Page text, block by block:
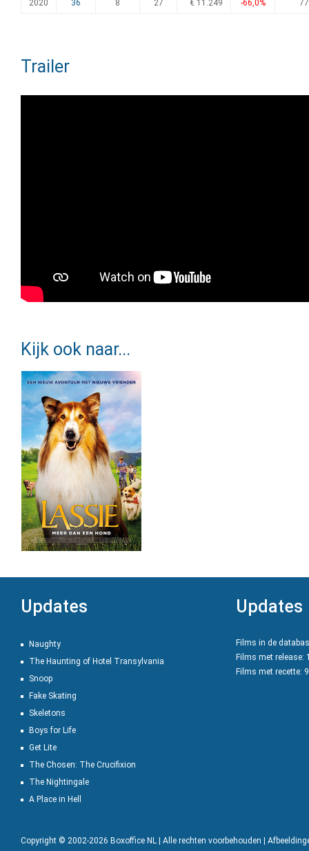
2020 36 8 27 € 11.249 -66,0% 77
Trailer
Kijk ook naar...
Updates
Naughty
The Haunting of Hotel Transylvania
Snoop
Fake Skating
Skeletons
Boys for Life
Get Lite
The Chosen: The Crucifixion
The Nightingale
A Place in Hell
Updates
Films in de
Films met release:
Films met recette:
Copyright © 2002-2026 Boxoffice NL | Alle rechten voorbehouden |